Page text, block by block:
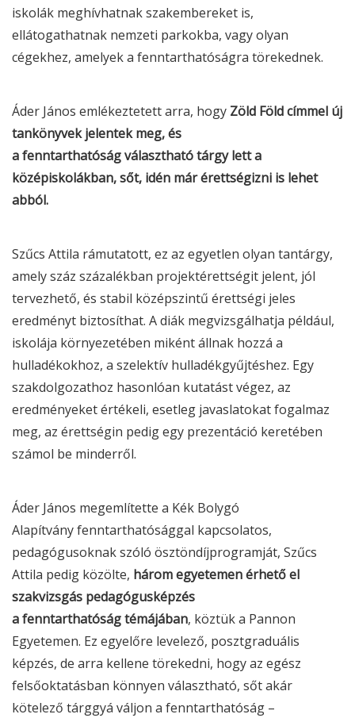
iskolák meghívhatnak szakembereket is,
ellátogathatnak nemzeti parkokba, vagy olyan
cégekhez, amelyek a fenntarthatóságra törekednek.
Áder János emlékeztetett arra, hogy Zöld Föld címmel új
tankönyvek jelentek meg, és
a fenntarthatóság választható tárgy lett a
középiskolákban, sőt, idén már érettségizni is lehet
abból.
Szűcs Attila rámutatott, ez az egyetlen olyan tantárgy,
amely száz százalékban projektérettségit jelent, jól
tervezhető, és stabil középszintű érettségi jeles
eredményt biztosíthat. A diák megvizsgálhatja például,
iskolája környezetében miként állnak hozzá a
hulladékokhoz, a szelektív hulladékgyűjtéshez. Egy
szakdolgozathoz hasonlóan kutatást végez, az
eredményeket értékeli, esetleg javaslatokat fogalmaz
meg, az érettségin pedig egy prezentáció keretében
számol be minderről.
Áder János megemlítette a Kék Bolygó
Alapítvány fenntarthatósággal kapcsolatos,
pedagógusoknak szóló ösztöndíjprogramját, Szűcs
Attila pedig közölte, három egyetemen érhető el
szakvizsgás pedagógusképzés
a fenntarthatóság témájában, köztük a Pannon
Egyetemen. Ez egyelőre levelező, posztgraduális
képzés, de arra kellene törekedni, hogy az egész
felsőoktatásban könnyen választható, sőt akár
kötelező tárggyá váljon a fenntarthatóság –